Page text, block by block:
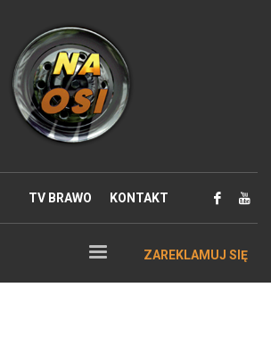
TV BRAWO KONTAKT
ZAREKLAMUJ SIĘ